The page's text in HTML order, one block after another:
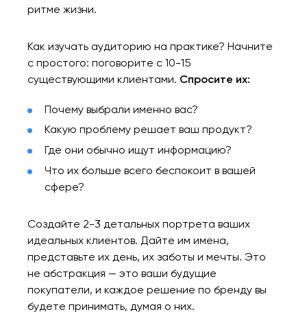
ритме жизни.
Как изучать аудиторию на практике? Начните
с простого: поговорите с 10-15
существующими клиентами. Спросите их:
Почему выбрали именно вас?
Какую проблему решает ваш продукт?
Где они обычно ищут информацию?
Что их больше всего беспокоит в вашей
сфере?
Создайте 2-3 детальных портрета ваших
идеальных клиентов. Дайте им имена,
представьте их день, их заботы и мечты. Это
не абстракция — это ваши будущие
покупатели, и каждое решение по бренду вы
будете принимать, думая о них.